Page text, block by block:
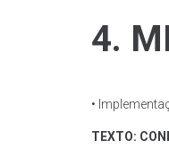
4.
•
TEXTO: